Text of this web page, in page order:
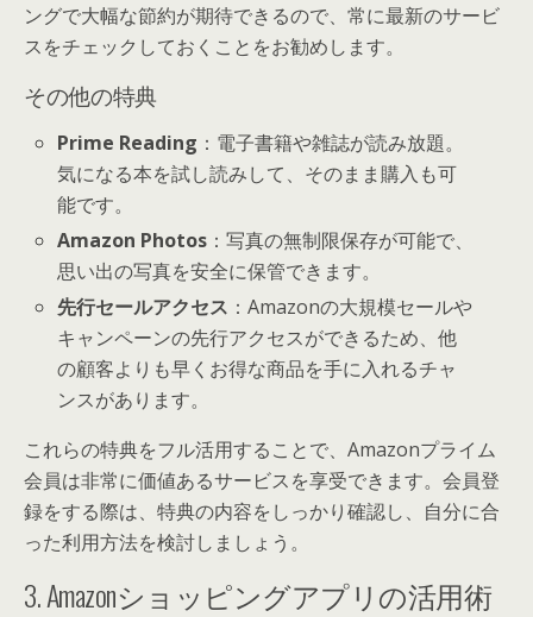
ングで大幅な節約が期待できるので、常に最新のサービ
スをチェックしておくことをお勧めします。
その他の特典
Prime Reading ：電子書籍や雑誌が読み放題。
気になる本を試し読みして、そのまま購入も可
能です。
Amazon Photos ：写真の無制限保存が可能で、
思い出の写真を安全に保管できます。
先行セールアクセス ：Amazonの大規模セールや
キャンペーンの先行アクセスができるため、他
の顧客よりも早くお得な商品を手に入れるチャ
ンスがあります。
これらの特典をフル活用することで、Amazonプライム
会員は非常に価値あるサービスを享受できます。会員登
録をする際は、特典の内容をしっかり確認し、自分に合
った利用方法を検討しましょう。
3. Amazonショッピングアプリの活用術